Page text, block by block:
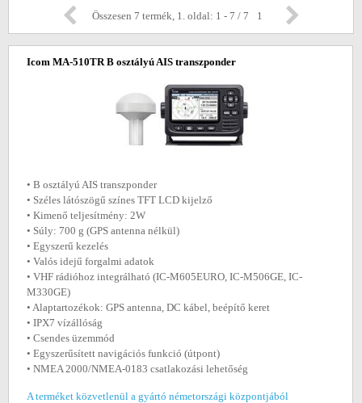
Összesen 7 termék, 1. oldal: 1 - 7 / 7 1
Icom MA-510TR B osztályú AIS transzponder
• B osztályú AIS transzponder
• Széles látószögű színes TFT LCD kijelző
• Kimenő teljesítmény: 2W
• Súly: 700 g (GPS antenna nélkül)
• Egyszerű kezelés
• Valós idejű forgalmi adatok
• VHF rádióhoz integrálható (IC-M605EURO, IC-M506GE, IC-
M330GE)
• Alaptartozékok: GPS antenna, DC kábel, beépítő keret
• IPX7 vízállóság
• Csendes üzemmód
• Egyszerűsített navigációs funkció (útpont)
• NMEA 2000/NMEA-0183 csatlakozási lehetőség
A terméket közvetlenül a gyártó németországi központjából